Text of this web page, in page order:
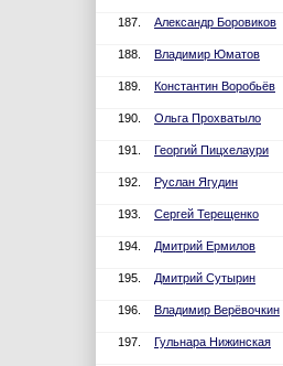
187. Александр Боровиков
188. Владимир Юматов
189. Константин Воробьёв
190. Ольга Прохватыло
191. Георгий Пицхелаури
192. Руслан Ягудин
193. Сергей Терещенко
194. Дмитрий Ермилов
195. Дмитрий Сутырин
196. Владимир Верёвочкин
197. Гульнара Нижинская